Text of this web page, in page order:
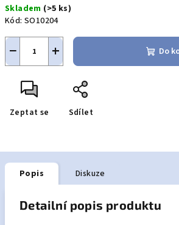
Skladem (>5 ks)
Kód: SO10204
+
− Do
Zeptat se Sdílet
Popis Diskuze
Detailní popis produktu